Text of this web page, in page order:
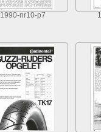
1990-nr10-p7